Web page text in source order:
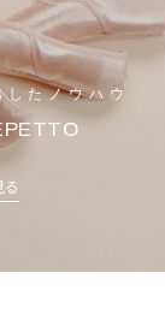
たノウハウ